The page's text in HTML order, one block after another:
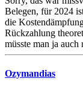
Belegen, für 2024
die
Rückzahlung
müsste man ja
Ozymandias